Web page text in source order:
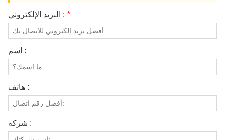
البريد الإلكتروني : *
اسم :
هاتف :
شركة :